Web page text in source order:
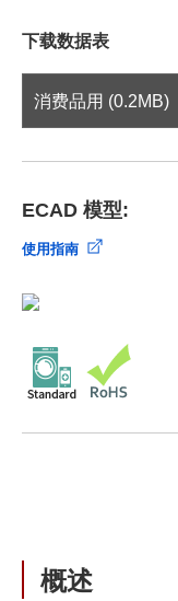
下载数据表
消费品用 (0.2MB)
ECAD 模型:
使用指南
概述